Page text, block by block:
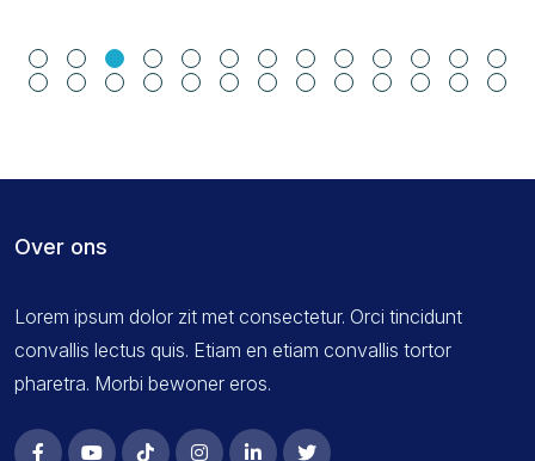
Over ons
Lorem ipsum dolor zit met consectetur. Orci tincidunt
convallis lectus quis. Etiam en etiam convallis tortor
pharetra. Morbi bewoner eros.